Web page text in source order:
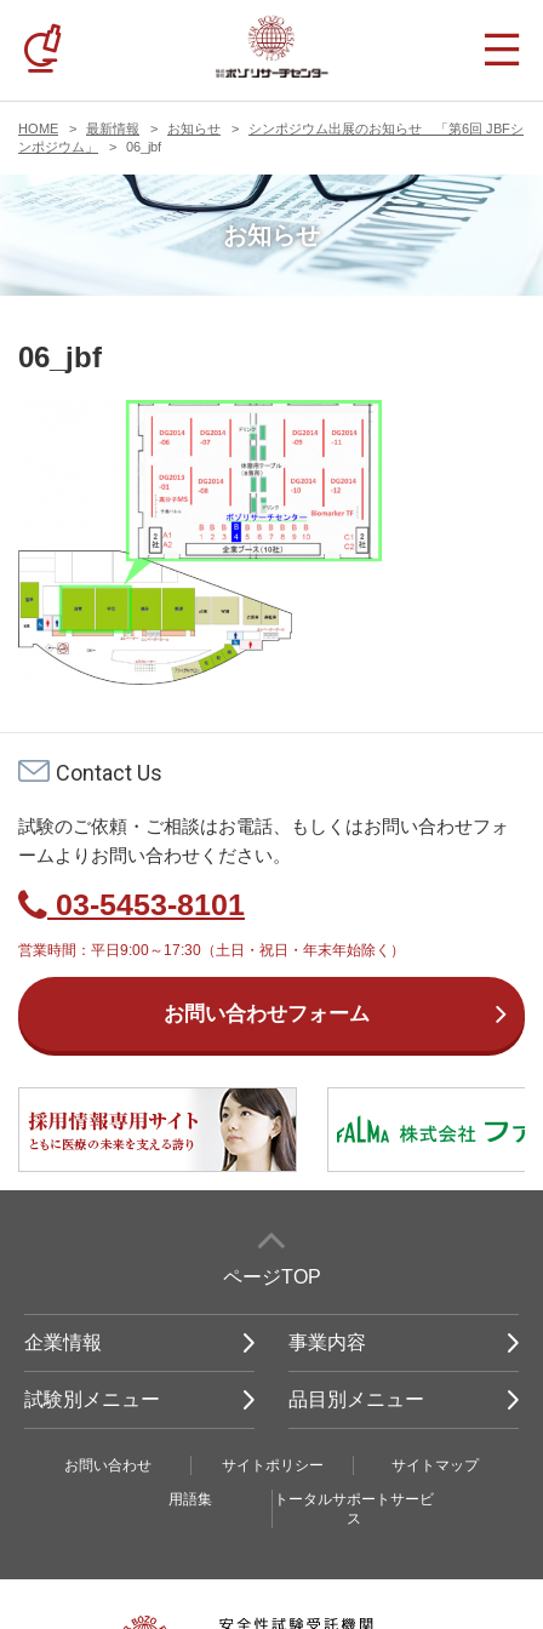
HOME 最新情報 お知らせ
シンポジウム出展のお知らせ 「第6回 JBFシ
ンポジウム」
06_jbf
お知らせ
06_jbf
Contact Us
試験のご依頼・ご相談はお電話、もしくはお問い合わせフォ
ームよりお問い合わせください。
03-5453-8101
営業時間：平日9:00～17:30（土日・祝日・年末年始除く）
お問い合わせフォーム
ページTOP
企業情報 事業内容
試験別メニュー 品目別メニュー
お問い合わせ サイトポリシー
サイトマップ
用語集
トータルサポートサービ
ス